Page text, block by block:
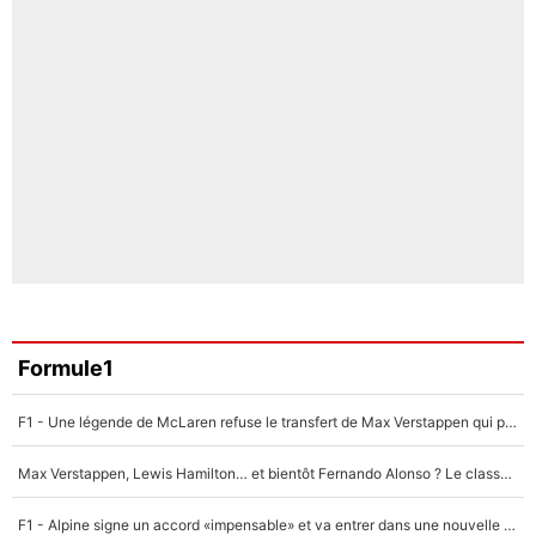
Formule1
F1 - Une légende de McLaren refuse le transfert de Max Verstappen qui pourrait «faire des vagues» et plomber l'ambiance dans l'équipe
Max Verstappen, Lewis Hamilton… et bientôt Fernando Alonso ? Le classement des pilotes les mieux payés en Formule 1 risque de changer !
F1 - Alpine signe un accord «impensable» et va entrer dans une nouvelle dimension : Grande nouvelle pour Pierre Gasly !